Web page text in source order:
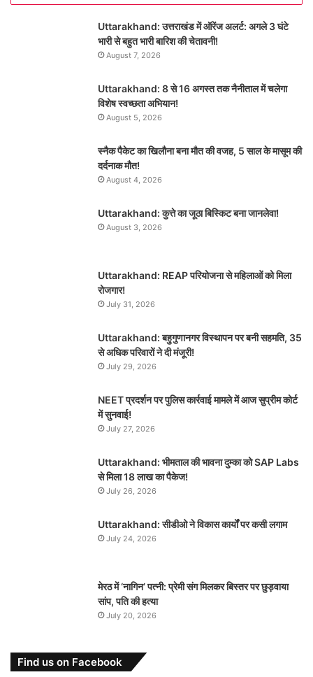
Uttarakhand: उत्तराखंड में ऑरेंज अलर्ट: अगले 3 घंटे
भारी से बहुत भारी बारिश की चेतावनी!
August 7, 2026
Uttarakhand: 8 से 16 अगस्त तक नैनीताल में चलेगा
विशेष स्वच्छता अभियान!
August 5, 2026
स्नैक पैकेट का खिलौना बना मौत की वजह, 5 साल के मासूम की
दर्दनाक मौत!
August 4, 2026
Uttarakhand: कुत्ते का जूठा बिस्किट बना जानलेवा!
August 3, 2026
Uttarakhand: REAP परियोजना से महिलाओं को मिला
रोजगार!
July 31, 2026
Uttarakhand: बहुगुणानगर विस्थापन पर बनी सहमति, 35
से अधिक परिवारों ने दी मंजूरी!
July 29, 2026
NEET प्रदर्शन पर पुलिस कार्रवाई मामले में आज सुप्रीम कोर्ट
में सुनवाई!
July 27, 2026
Uttarakhand: भीमताल की भावना दुम्का को SAP Labs
से मिला 18 लाख का पैकेज!
July 26, 2026
Uttarakhand: सीडीओ ने विकास कार्यों पर कसी लगाम
July 24, 2026
मेरठ में ‘नागिन’ पत्नी: प्रेमी संग मिलकर बिस्तर पर छुड़वाया
सांप, पति की हत्या
July 20, 2026
Find us on Facebook